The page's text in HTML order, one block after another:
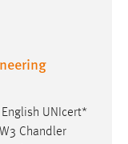
English UNIcert*
Chandler